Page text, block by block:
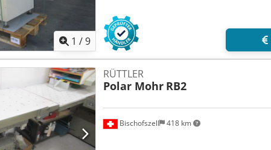
1 /9
Bischofszell 418 km
RÜTTLER
Polar Mohr RB2